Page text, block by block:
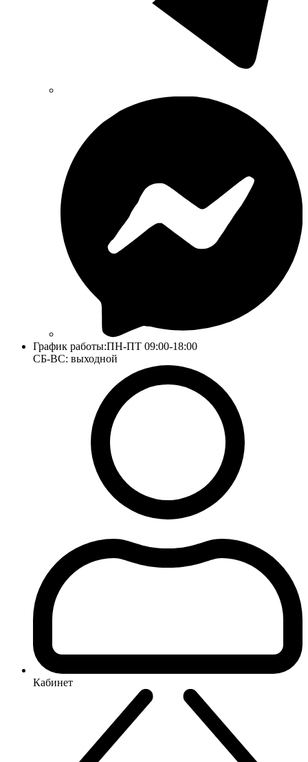
График работы:ПН-ПТ 09:00-18:00
СБ-ВС: выходной
Кабинет